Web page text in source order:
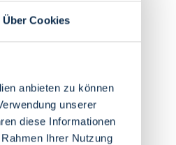
Über Cookies
anbieten zu können
unserer
diese Informationen
Ihrer Nutzung